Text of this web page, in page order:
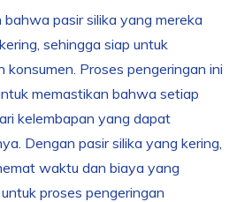
pasir silika yang mereka
sehingga siap untuk
konsumen. Proses pengeringan ini
memastikan bahwa setiap
kelembapan yang dapat
Dengan pasir silika yang kering,
waktu dan biaya yang
proses pengeringan